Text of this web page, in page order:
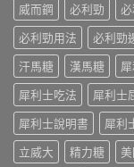
必
讀〉
真
相
大
開〉
中
嘅
速
效
術
要
打
折
讀〉
威而鋼
必利勁
必利勁用法
必利勁
汗馬糖
漢馬糖
犀利士吃法
犀利士
犀利士說明書
犀利
立威大
精力糖